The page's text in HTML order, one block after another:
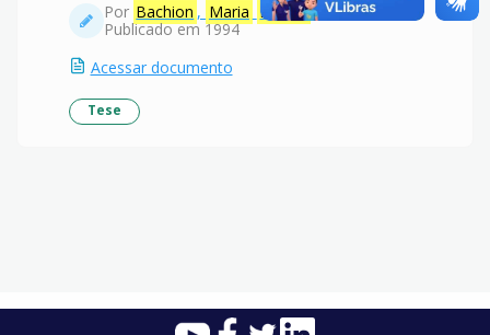
Por Bachion , Maria Márcia
Publicado em 1994
Acessar documento
Tese